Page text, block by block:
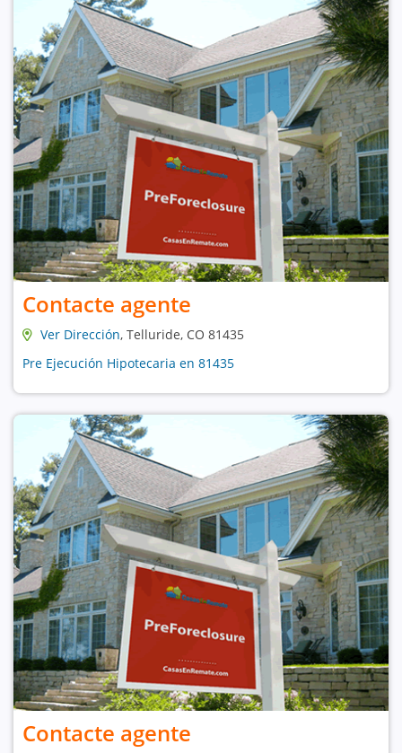
Contacte agente
Ver Dirección, Telluride, CO 81435
Pre Ejecución Hipotecaria en 81435
Contacte agente